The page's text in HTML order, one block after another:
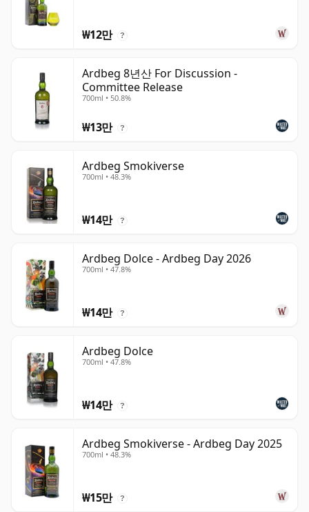
₩12만 ?
Ardbeg 8년산 For Discussion -
Committee Release
700ml • 50.8%
₩13만 ?
Ardbeg Smokiverse
700ml • 48.3%
₩14만 ?
Ardbeg Dolce - Ardbeg Day 2026
700ml • 47.8%
₩14만 ?
Ardbeg Dolce
700ml • 47.8%
₩14만 ?
Ardbeg Smokiverse - Ardbeg Day 2025
700ml • 48.3%
₩15만 ?